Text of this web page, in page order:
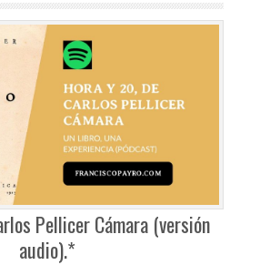
Pellicer Cámara (versión
audio).*